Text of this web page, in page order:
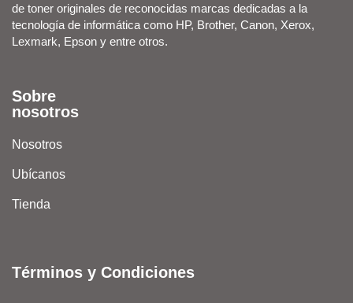
de toner originales de reconocidas marcas dedicadas a la
tecnología de informática como HP, Brother, Canon, Xerox,
Lexmark, Epson y entre otros.
Sobre
nosotros
Nosotros
Ubícanos
Tienda
Términos y Condiciones